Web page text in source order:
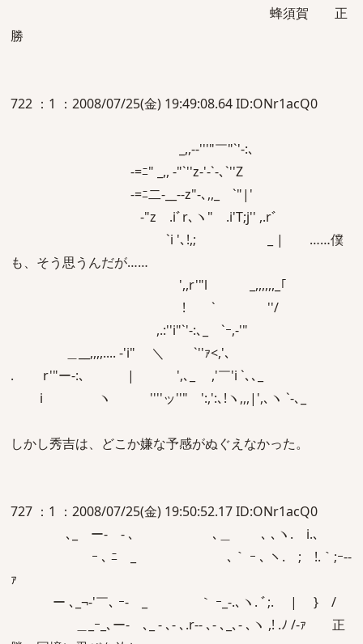
蜂須賀 正
勝
722 ：1 ：2008/07/25(金) 19:49:08.64 ID:ONr1acQ0
_,,-‐'''"￣"`'‐:､
-=ﾆ" _,, -"`''z-'-`-､`''Z
-=ﾆ二-__‐‐z"-､,,_ `"|'
‐"z .iﾞr､ヽ" .i'T;j'' ,.rﾞ
`i '､!,; _ | ……僕
も、そう思うんだが……
',,r'"l _,,,,,,_｢
! ` ''/
,.:''i"`'‐:､_ `ｰ,-'"
＿__,,,,.... -'i" ＼ `''ｧ<,'､
. r'"ー-:､ | ',､_ ,'￣'i `､､_
i ヽ ''''ッ''" ':,':､!ヽ,,,|',､ヽ `-､_
しかし秀吉は、どこか嫌な予感がぬぐえなかった。
727 ：1 ：2008/07/25(金) 19:50:52.17 ID:ONr1acQ0
､_ ー- - ､ ､＿ ､ ､ヽ. i.､
ｰ ､ ﾆ _￣ ､｀ ｰ ､ ヽ. ; !.｀;ｰ-‐
ｧ
ー ､_¬‐'￣､ ｰ- _ ｀ ｰ_-.､ヽ. ﾞ;. | } /
＿_ｰ_､ー- ､_ - ､- ､.r‐- ､- ､_､- ､ヽ ,! .ﾉ /-ｧ 正